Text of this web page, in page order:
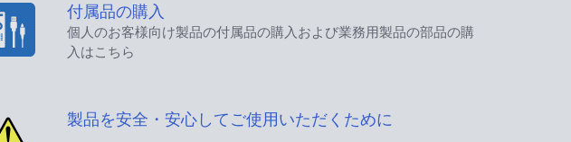
付属品の購入
個人のお客様向け製品の付属品の購入および業務用製品の部品の購
入はこちら
製品を安全・安心してご使用いただくために